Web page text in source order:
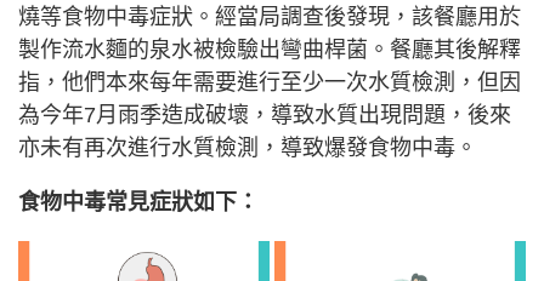
燒等食物中毒症狀。經當局調查後發現，該餐廳用於
製作流水麵的泉水被檢驗出彎曲桿菌。餐廳其後解釋
指，他們本來每年需要進行至少一次水質檢測，但因
為今年7月雨季造成破壞，導致水質出現問題，後來
亦未有再次進行水質檢測，導致爆發食物中毒。
食物中毒常見症狀如下：